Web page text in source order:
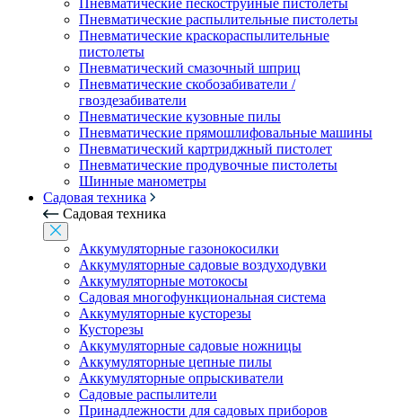
Пневматические пескоструйные пистолеты
Пневматические распылительные пистолеты
Пневматические краскораспылительные
пистолеты
Пневматический смазочный шприц
Пневматические скобозабиватели /
гвоздезабиватели
Пневматические кузовные пилы
Пневматические прямошлифовальные машины
Пневматический картриджный пистолет
Пневматические продувочные пистолеты
Шинные манометры
Садовая техника
Садовая техника
Аккумуляторные газонокосилки
Аккумуляторные садовые воздуходувки
Аккумуляторные мотокосы
Садовая многофункциональная система
Аккумуляторные кусторезы
Кусторезы
Аккумуляторные садовые ножницы
Аккумуляторные цепные пилы
Аккумуляторные опрыскиватели
Садовые распылители
Принадлежности для садовых приборов